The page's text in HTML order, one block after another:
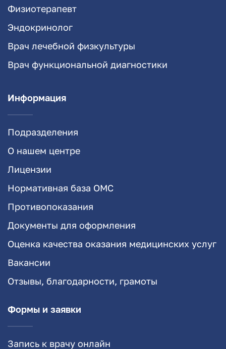
Физиотерапевт
Эндокринолог
Врач лечебной физкультуры
Врач функциональной диагностики
Информация
Подразделения
О нашем центре
Лицензии
Нормативная база ОМС
Противопоказания
Документы для оформления
Оценка качества оказания медицинских услуг
Вакансии
Отзывы, благодарности, грамоты
Формы и заявки
Запись к врачу онлайн